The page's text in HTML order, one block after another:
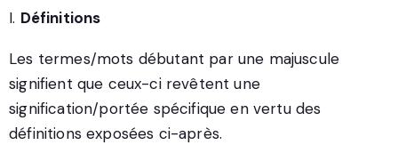
I. Définitions
Les termes/mots débutant par une majuscule
signifient que ceux-ci revêtent une
signification/portée spécifique en vertu des
définitions exposées ci-après.